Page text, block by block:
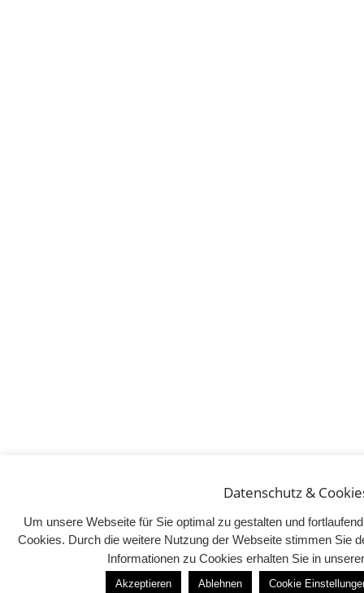
Datenschutz &
Um unsere Webseite für Sie optimal zu gestalten und
Cookies. Durch die weitere Nutzung der Webseite stimmen Sie
Informationen zu Cookies erhalten Sie in
Akzeptieren Ablehnen Cookie